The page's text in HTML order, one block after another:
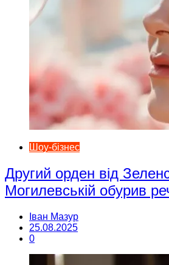
Шоу-бізнес
Другий орден від
Могилевській обурив
Іван Мазур
25.08.2025
0